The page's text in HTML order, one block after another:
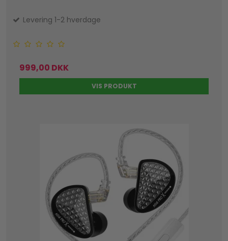
Levering 1-2 hverdage
999,00 DKK
VIS PRODUKT